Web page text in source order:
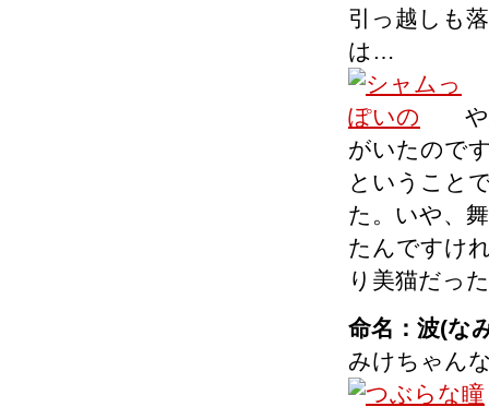
引っ越しも
は…
や
がいたので
ということ
た。いや、
たんですけ
り美猫だっ
命名：波(な
みけちゃん